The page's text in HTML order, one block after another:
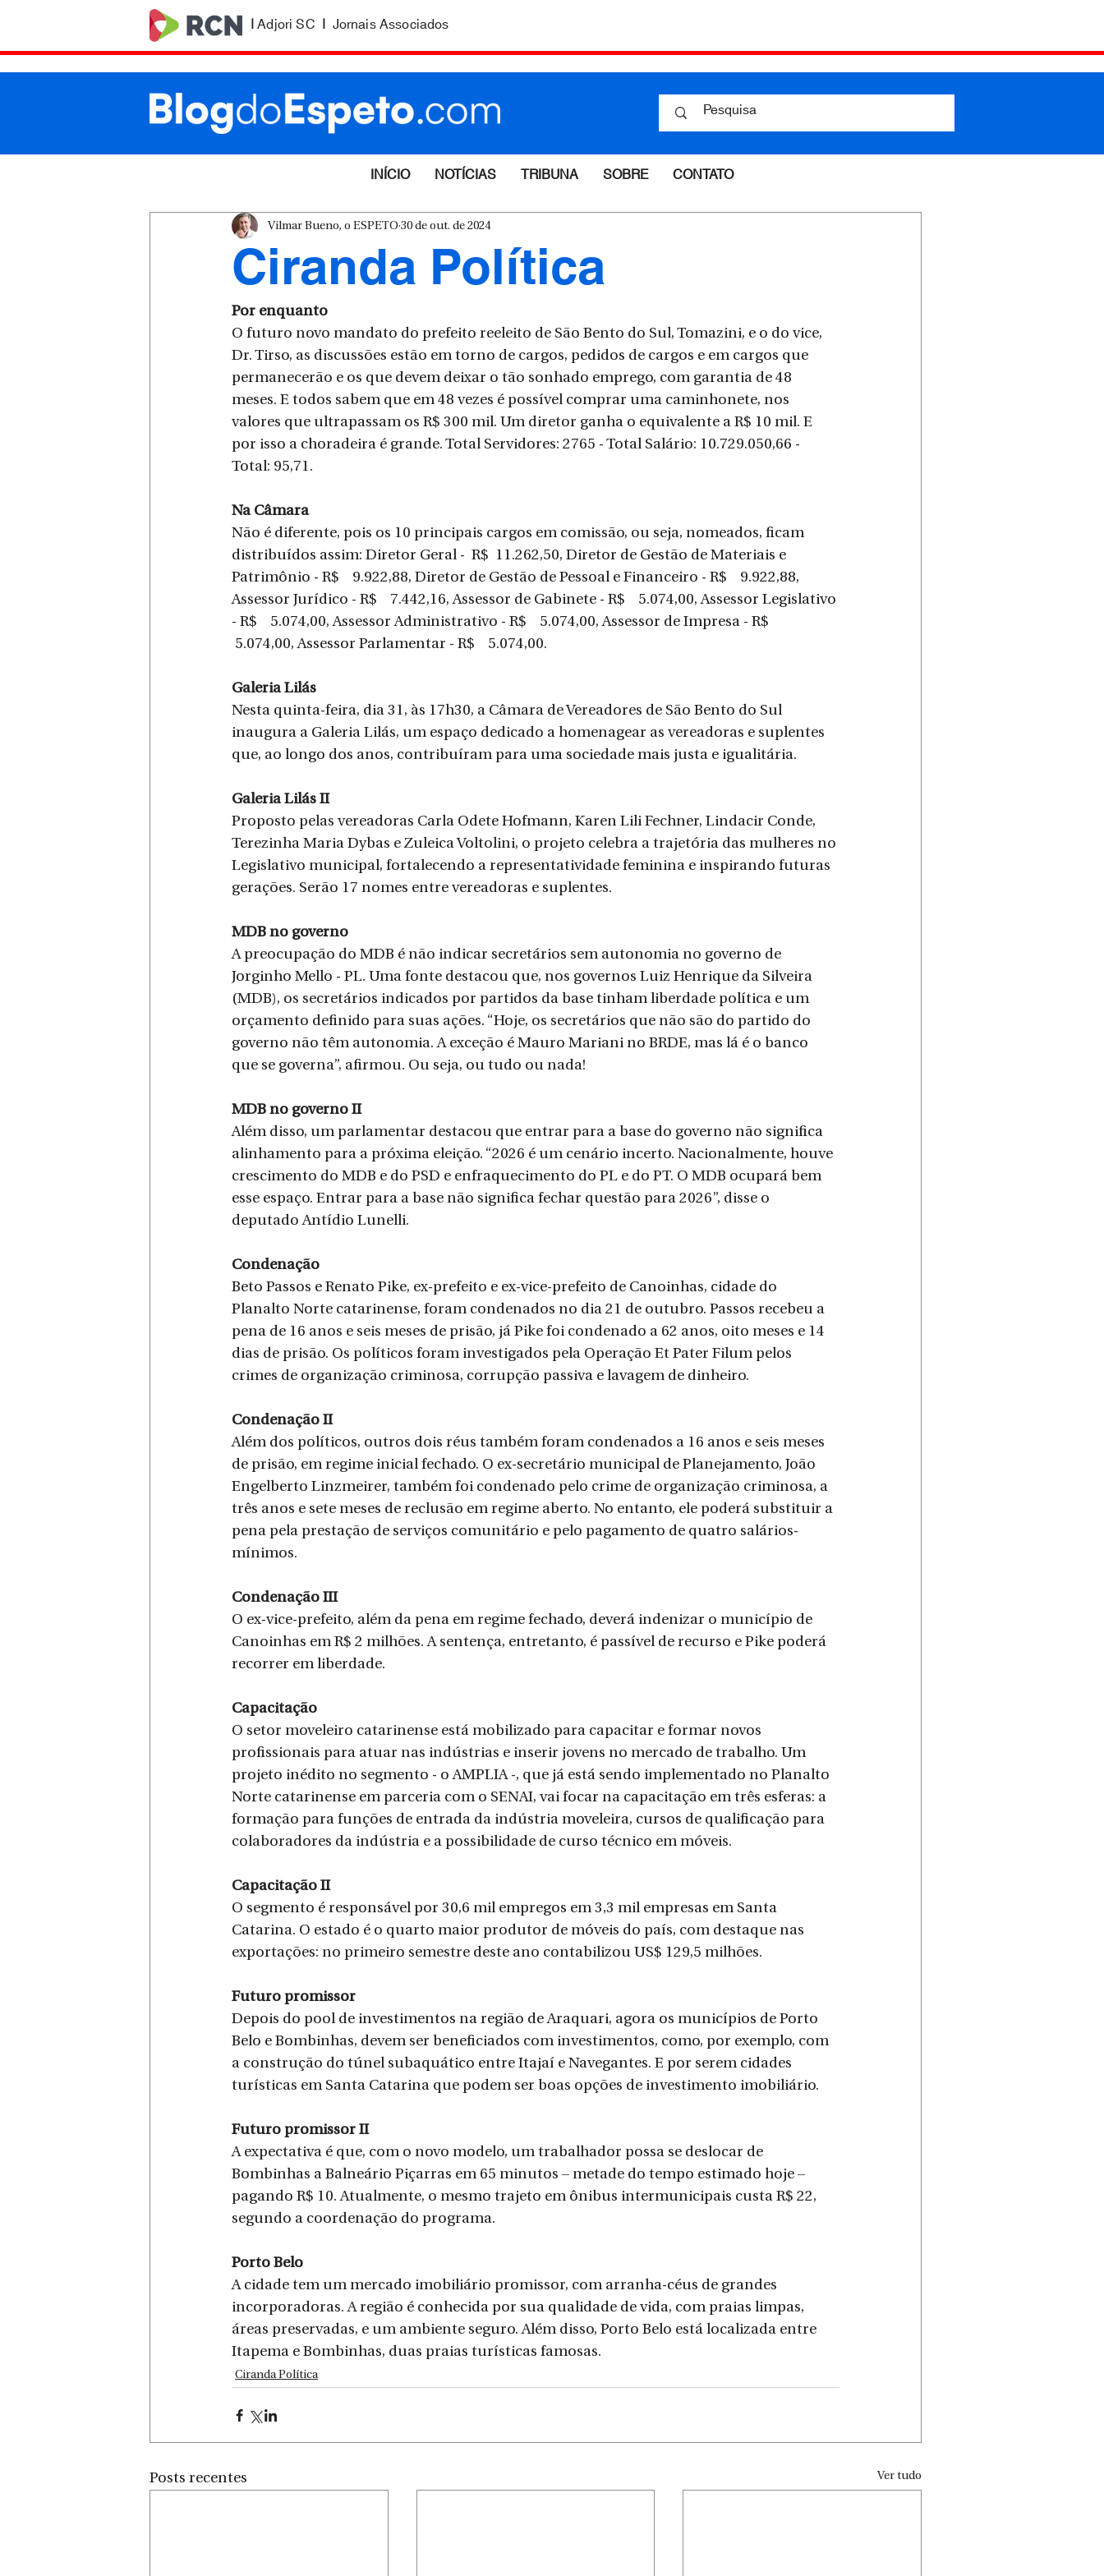
|Adjori SC | Jornais Associados
INÍCIO NOTÍCIAS TRIBUNA SOBRE CONTATO
Ciranda Política
Vilmar Bueno, o ESPETO 30 de out. de 2024
Por enquanto
O futuro novo mandato do prefeito reeleito de São Bento do Sul, Tomazini, e o do vice,
Dr. Tirso, as discussões estão em torno de cargos, pedidos de cargos e em cargos que
permanecerão e os que devem deixar o tão sonhado emprego, com garantia de 48
meses. E todos sabem que em 48 vezes é possível comprar uma caminhonete, nos
valores que ultrapassam os R$ 300 mil. Um diretor ganha o equivalente a R$ 10 mil. E
por isso a choradeira é grande. Total Servidores: 2765 - Total Salário: 10.729.050,66 -
Total: 95,71.
Na Câmara
Não é diferente, pois os 10 principais cargos em comissão, ou seja, nomeados, ficam
distribuídos assim: Diretor Geral -  R$  11.262,50, Diretor de Gestão de Materiais e
Patrimônio - R$    9.922,88, Diretor de Gestão de Pessoal e Financeiro - R$    9.922,88,
Assessor Jurídico - R$    7.442,16, Assessor de Gabinete - R$    5.074,00, Assessor Legislativo
- R$    5.074,00, Assessor Administrativo - R$    5.074,00, Assessor de Impresa - R$
5.074,00, Assessor Parlamentar - R$    5.074,00.
Galeria Lilás
Nesta quinta-feira, dia 31, às 17h30, a Câmara de Vereadores de São Bento do Sul
inaugura a Galeria Lilás, um espaço dedicado a homenagear as vereadoras e suplentes
que, ao longo dos anos, contribuíram para uma sociedade mais justa e igualitária.
Galeria Lilás II
Proposto pelas vereadoras Carla Odete Hofmann, Karen Lili Fechner, Lindacir Conde,
Terezinha Maria Dybas e Zuleica Voltolini, o projeto celebra a trajetória das mulheres no
Legislativo municipal, fortalecendo a representatividade feminina e inspirando futuras
gerações. Serão 17 nomes entre vereadoras e suplentes.
MDB no governo
A preocupação do MDB é não indicar secretários sem autonomia no governo de
Jorginho Mello - PL. Uma fonte destacou que, nos governos Luiz Henrique da Silveira
(MDB), os secretários indicados por partidos da base tinham liberdade política e um
orçamento definido para suas ações. “Hoje, os secretários que não são do partido do
governo não têm autonomia. A exceção é Mauro Mariani no BRDE, mas lá é o banco
que se governa”, afirmou. Ou seja, ou tudo ou nada!
MDB no governo II
Além disso, um parlamentar destacou que entrar para a base do governo não significa
alinhamento para a próxima eleição. “2026 é um cenário incerto. Nacionalmente, houve
crescimento do MDB e do PSD e enfraquecimento do PL e do PT. O MDB ocupará bem
esse espaço. Entrar para a base não significa fechar questão para 2026”, disse o
deputado Antídio Lunelli.
Condenação
Beto Passos e Renato Pike, ex-prefeito e ex-vice-prefeito de Canoinhas, cidade do
Planalto Norte catarinense, foram condenados no dia 21 de outubro. Passos recebeu a
pena de 16 anos e seis meses de prisão, já Pike foi condenado a 62 anos, oito meses e 14
dias de prisão. Os políticos foram investigados pela Operação Et Pater Filum pelos
crimes de organização criminosa, corrupção passiva e lavagem de dinheiro.
Condenação II
Além dos políticos, outros dois réus também foram condenados a 16 anos e seis meses
de prisão, em regime inicial fechado. O ex-secretário municipal de Planejamento, João
Engelberto Linzmeirer, também foi condenado pelo crime de organização criminosa, a
três anos e sete meses de reclusão em regime aberto. No entanto, ele poderá substituir a
pena pela prestação de serviços comunitário e pelo pagamento de quatro salários-
mínimos.
Condenação III
O ex-vice-prefeito, além da pena em regime fechado, deverá indenizar o município de
Canoinhas em R$ 2 milhões. A sentença, entretanto, é passível de recurso e Pike poderá
recorrer em liberdade.
Capacitação
O setor moveleiro catarinense está mobilizado para capacitar e formar novos
profissionais para atuar nas indústrias e inserir jovens no mercado de trabalho. Um
projeto inédito no segmento - o AMPLIA -, que já está sendo implementado no Planalto
Norte catarinense em parceria com o SENAI, vai focar na capacitação em três esferas: a
formação para funções de entrada da indústria moveleira, cursos de qualificação para
colaboradores da indústria e a possibilidade de curso técnico em móveis.
Capacitação II
O segmento é responsável por 30,6 mil empregos em 3,3 mil empresas em Santa
Catarina. O estado é o quarto maior produtor de móveis do país, com destaque nas
exportações: no primeiro semestre deste ano contabilizou US$ 129,5 milhões.
Futuro promissor
Depois do pool de investimentos na região de Araquari, agora os municípios de Porto
Belo e Bombinhas, devem ser beneficiados com investimentos, como, por exemplo, com
a construção do túnel subaquático entre Itajaí e Navegantes. E por serem cidades
turísticas em Santa Catarina que podem ser boas opções de investimento imobiliário.
Futuro promissor II
A expectativa é que, com o novo modelo, um trabalhador possa se deslocar de
Bombinhas a Balneário Piçarras em 65 minutos – metade do tempo estimado hoje –
pagando R$ 10. Atualmente, o mesmo trajeto em ônibus intermunicipais custa R$ 22,
segundo a coordenação do programa.
Porto Belo
A cidade tem um mercado imobiliário promissor, com arranha-céus de grandes
incorporadoras. A região é conhecida por sua qualidade de vida, com praias limpas,
áreas preservadas, e um ambiente seguro. Além disso, Porto Belo está localizada entre
Itapema e Bombinhas, duas praias turísticas famosas.
Ciranda Política
Posts recentes Ver tudo